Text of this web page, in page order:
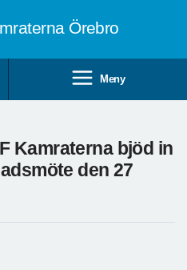
Örebro
Meny
Kamraterna bjöd in
den 27